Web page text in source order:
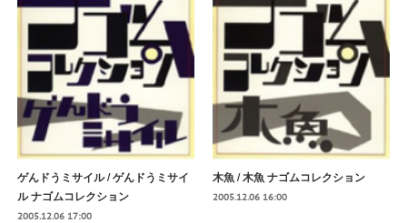
ゲんドうミサイル / ゲんドうミサイ
ル ナゴムコレクション
2005.12.06 17:00
木魚 / 木魚 ナゴムコレクション
2005.12.06 16:00